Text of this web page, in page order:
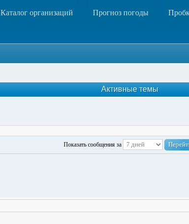
Каталог организаций Прогноз погоды
Активные темы
Показать сообщения за